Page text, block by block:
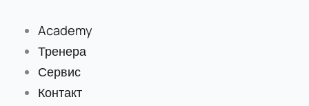
Academy
Тренера
Сервис
Контакт